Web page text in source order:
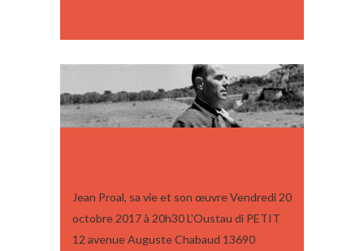
Jean Proal, sa vie et son œuvre Vendredi 20
octobre 2017 à 20h30 L'Oustau di PETIT
12 avenue Auguste Chabaud 13690